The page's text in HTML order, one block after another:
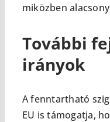
miközben
További
irányok
A fenntartható
EU is támogatja,